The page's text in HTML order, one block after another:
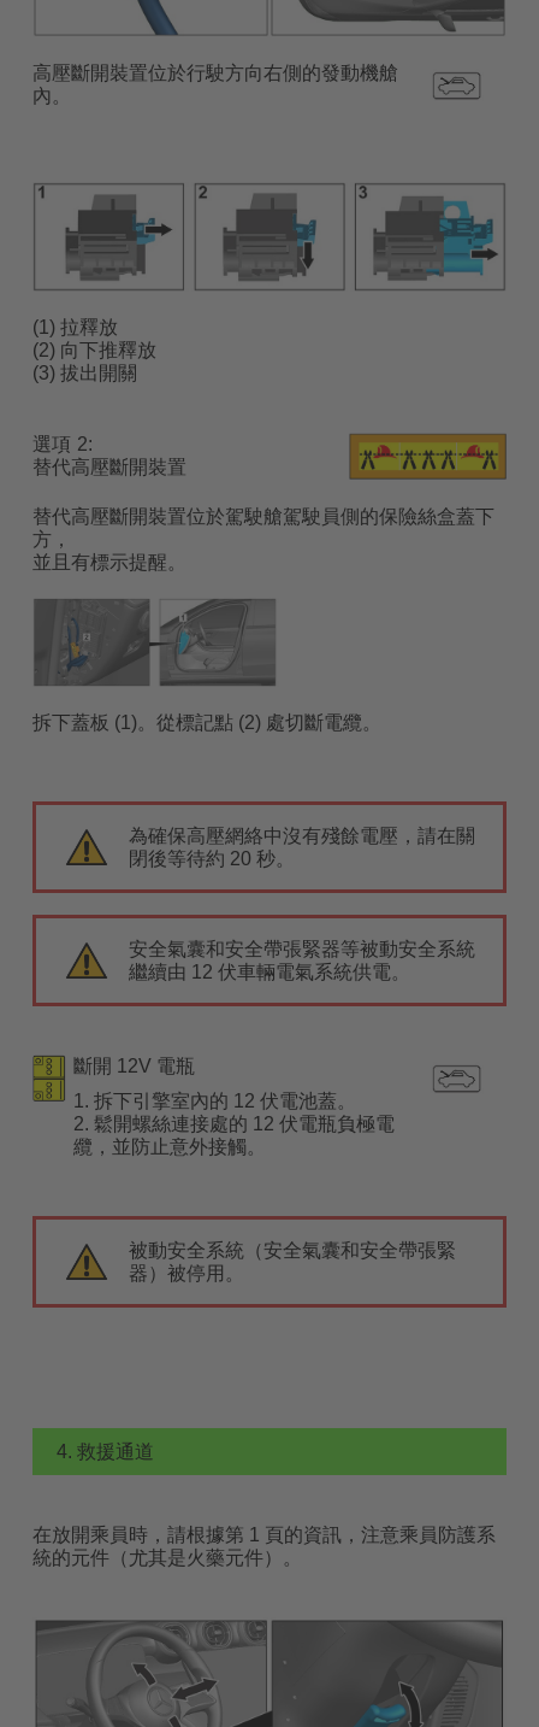
高壓斷開裝置位於行駛方向右側的發動機艙
內。
(1) 拉釋放
(2) 向下推釋放
(3) 拔出開關
選項
替代高壓斷開裝置
替代高壓斷開裝置位於駕駛艙駕駛員側的保險絲盒蓋下
方，
並且有標示提醒。
拆下蓋板 (1)。從標記點 (2) 處切斷電纜。
為確保高壓網絡中沒有殘餘電壓，請在關
閉後等待約 20 秒。
安全氣囊和安全帶張緊器等被動安全系統
繼續由 12 伏車輛電氣系統供電。
斷開 12V 電瓶
1. 拆下引擎室內的 12 伏電池蓋。
2. 鬆開螺絲連接處的 12 伏電瓶負極電
纜，並防止意外接觸。
被動安全系統（安全氣囊和安全帶張緊
器）被停用。
4. 救援通道
在放開乘員時，請根據第 1 頁的資訊，注意乘員防護系
統的元件（尤其是火藥元件）。